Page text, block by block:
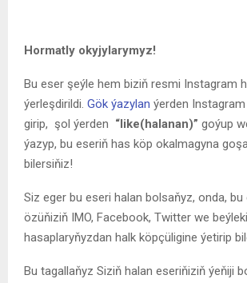
Hormatly okyjylarymyz!
Bu eser şeýle hem biziň resmi Instagram
ýerleşdirildi. Gök ýazylan ýerden
girip, şol ýerden “like(halanan)” goýup
ýazyp, bu eseriň has köp okalmagyna
bilersiňiz!
Siz eger bu eseri halan bolsaňyz, onda, bu
özüňiziň IMO, Facebook, Twitter we beýleki
hasaplaryňyzdan halk köpçüligine ýetirip
Bu tagallaňyz Siziň halan eseriňiziň ýeňiji